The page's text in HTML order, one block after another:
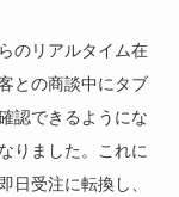
のリアルタイム在
との商談中にタブ
認できるようにな
りました。これに
日受注に転換し、